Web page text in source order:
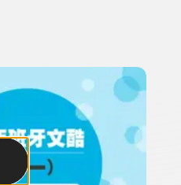
、主持人或關鍵字